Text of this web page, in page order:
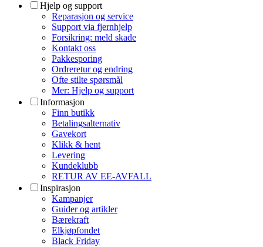
Hjelp og support
Reparasjon og service
Support via fjernhjelp
Forsikring: meld skade
Kontakt oss
Pakkesporing
Ordreretur og endring
Ofte stilte spørsmål
Mer: Hjelp og support
Informasjon
Finn butikk
Betalingsalternativ
Gavekort
Klikk & hent
Levering
Kundeklubb
RETUR AV EE-AVFALL
Inspirasjon
Kampanjer
Guider og artikler
Bærekraft
Elkjøpfondet
Black Friday